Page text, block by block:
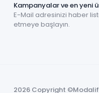
Kampanyalar ve en yeni
E-Mail adresinizi haber
etmeye başlayın.
2026 Copyright